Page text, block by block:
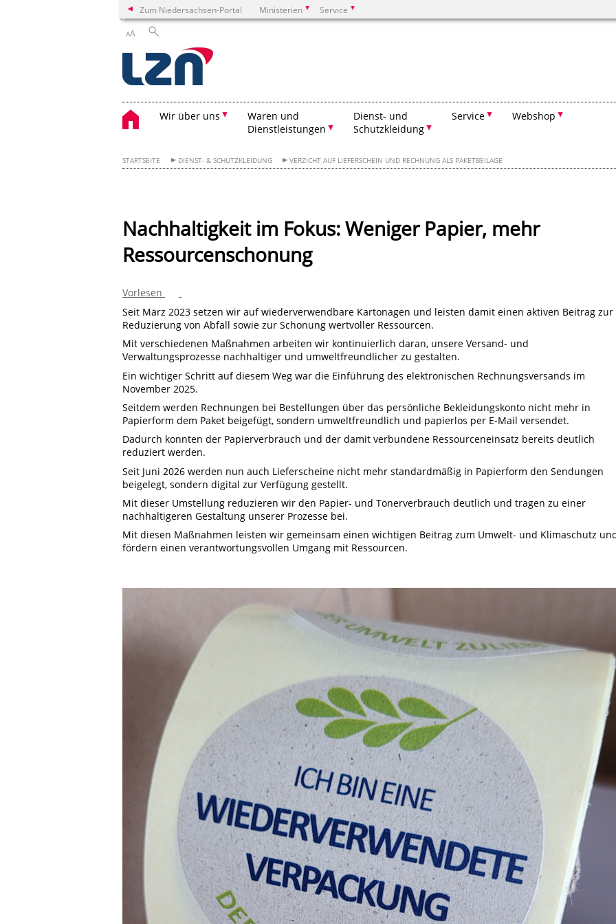
Zum Niedersachsen-Portal Ministerien Service
AA
Wir über uns
Waren und
Dienstleistungen
Dienst- und
Schutzkleidung
Service Webshop
STARTSEITE DIENST- & SCHUTZKLEIDUNG VERZICHT AUF LIEFERSCHEIN UND RECHNUNG ALS PAKETBEILAGE
Nachhaltigkeit im Fokus: Weniger Papier, mehr
Ressourcenschonung
Vorlesen
Seit März 2023 setzen wir auf wiederverwendbare Kartonagen und leisten damit einen aktiven Beitrag zur
Reduzierung von Abfall sowie zur Schonung wertvoller Ressourcen.
Mit verschiedenen Maßnahmen arbeiten wir kontinuierlich daran, unsere Versand- und
Verwaltungsprozesse nachhaltiger und umweltfreundlicher zu gestalten.
Ein wichtiger Schritt auf diesem Weg war die Einführung des elektronischen Rechnungsversands im
November 2025.
Seitdem werden Rechnungen bei Bestellungen über das persönliche Bekleidungskonto nicht mehr in
Papierform dem Paket beigefügt, sondern umweltfreundlich und papierlos per E-Mail versendet.
Dadurch konnten der Papierverbrauch und der damit verbundene Ressourceneinsatz bereits deutlich
reduziert werden.
Seit Juni 2026 werden nun auch Lieferscheine nicht mehr standardmäßig in Papierform den Sendungen
beigelegt, sondern digital zur Verfügung gestellt.
Mit dieser Umstellung reduzieren wir den Papier- und Tonerverbrauch deutlich und tragen zu einer
nachhaltigeren Gestaltung unserer Prozesse bei.
Mit diesen Maßnahmen leisten wir gemeinsam einen wichtigen Beitrag zum Umwelt- und Klimaschutz
fördern einen verantwortungsvollen Umgang mit Ressourcen.